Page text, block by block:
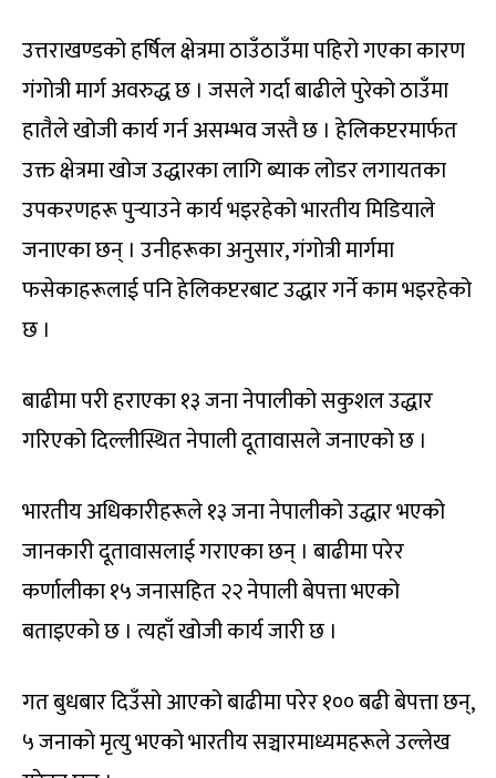
उत्तराखण्डको हर्षिल क्षेत्रमा ठाउँठाउँमा पहिरो गएका कारण
गंगोत्री मार्ग अवरुद्ध छ । जसले गर्दा बाढीले पुरेको ठाउँमा
हातैले खोजी कार्य गर्न असम्भव जस्तै छ । हेलिकप्टरमार्फत
उक्त क्षेत्रमा खोज उद्धारका लागि ब्याक लोडर लगायतका
उपकरणहरू पुर्‍याउने कार्य भइरहेको भारतीय मिडियाले
जनाएका छन् । उनीहरूका अनुसार, गंगोत्री मार्गमा
फसेकाहरूलाई पनि हेलिकप्टरबाट उद्धार गर्ने काम भइरहेको
छ ।
बाढीमा परी हराएका १३ जना नेपालीको सकुशल उद्धार
गरिएको दिल्लीस्थित नेपाली दूतावासले जनाएको छ ।
भारतीय अधिकारीहरूले १३ जना नेपालीको उद्धार भएको
जानकारी दूतावासलाई गराएका छन् । बाढीमा परेर
कर्णालीका १५ जनासहित २२ नेपाली बेपत्ता भएको
बताइएको छ । त्यहाँ खोजी कार्य जारी छ ।
गत बुधबार दिउँसो आएको बाढीमा परेर १०० बढी बेपत्ता छन्,
५ जनाको मृत्यु भएको भारतीय सञ्चारमाध्यमहरूले उल्लेख